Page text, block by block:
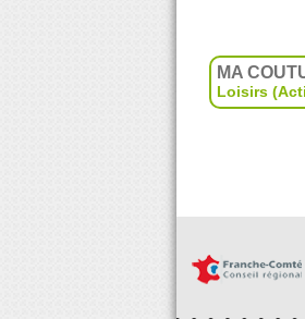
MA
Loisirs